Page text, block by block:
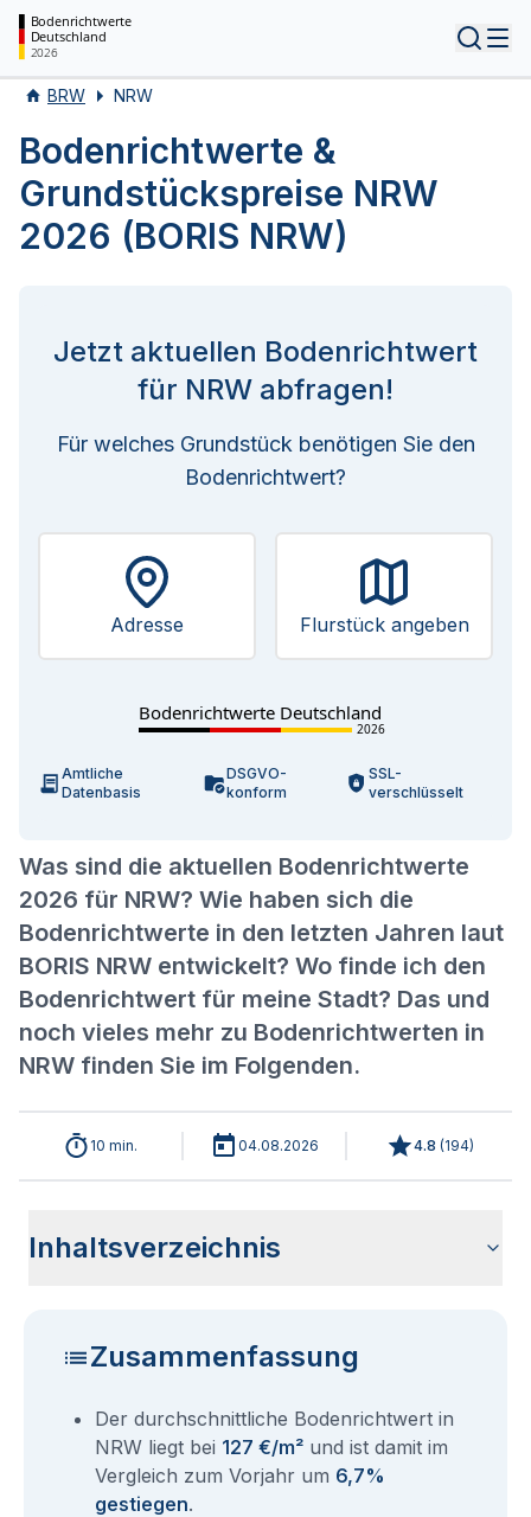
Bodenrichtwerte
Deutschland
2026
BRW NRW
Bodenrichtwerte &
Grundstückspreise NRW
2026 (BORIS NRW)
Was sind die aktuellen Bodenrichtwerte
2026 für NRW? Wie haben sich die
Bodenrichtwerte in den letzten Jahren laut
BORIS NRW entwickelt? Wo finde ich den
Bodenrichtwert für meine Stadt? Das und
noch vieles mehr zu Bodenrichtwerten in
NRW finden Sie im Folgenden.
Jetzt aktuellen Bodenrichtwert
für NRW abfragen!
Für welches Grundstück benötigen Sie den
Bodenrichtwert?
Adresse Flurstück angeben
Bodenrichtwerte Deutschland
2026
Amtliche
Datenbasis
DSGVO-
konform
SSL-
verschlüsselt
10 min. 04.08.2026 4.8 (194)
Inhaltsverzeichnis
Zusammenfassung
Der durchschnittliche Bodenrichtwert in
NRW liegt bei 127 €/m² und ist damit im
Vergleich zum Vorjahr um 6,7%
gestiegen.